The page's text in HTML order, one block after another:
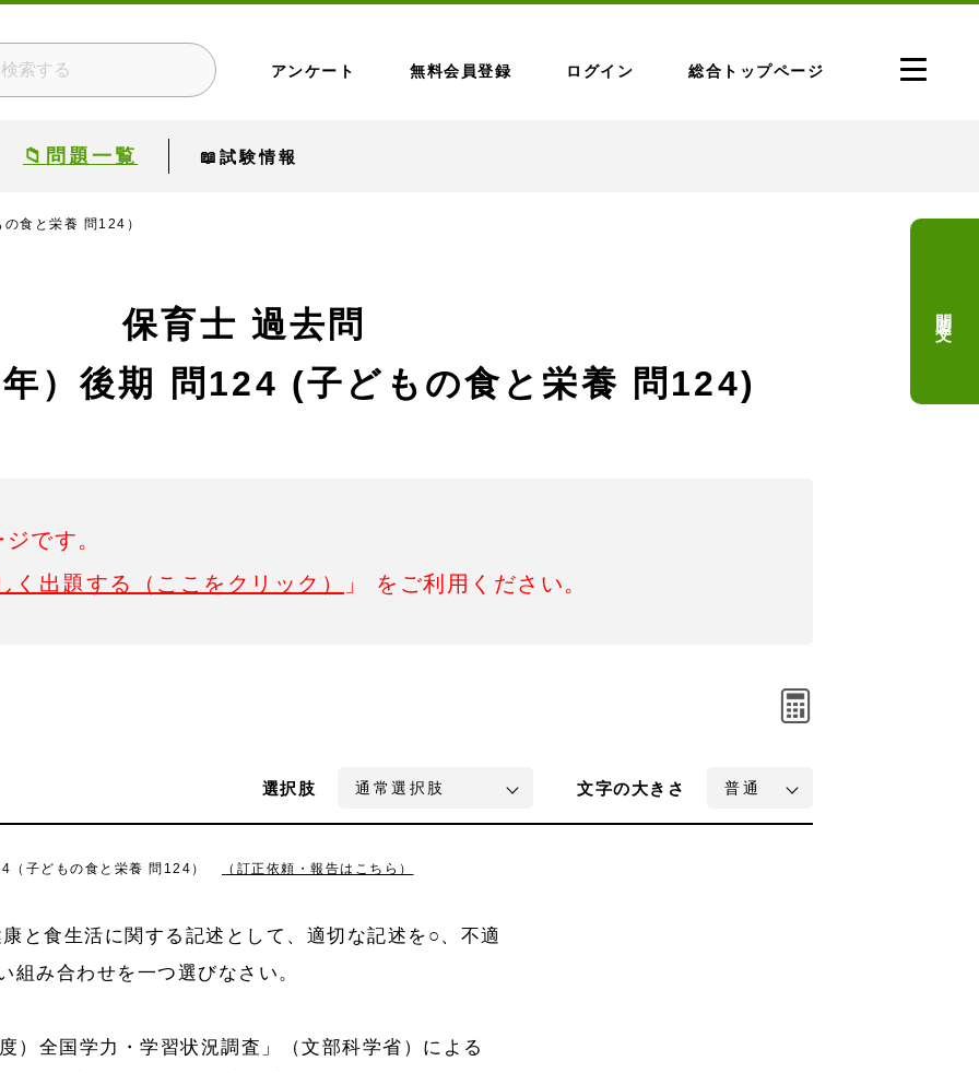
アンケート 無料会員登録 ログイン 総合トップページ
📁問題一覧 📖試験情報
食と栄養 問124）
保育士 過去問
）後期
問124 (子どもの食と栄養 問124)
です。
く出題する（ここをクリック） 」 をご利用ください。
選択肢 文字の大きさ
（子どもの食と栄養 問124） （訂正依頼・報告はこちら）
と食生活に関する記述として、適切な記述を○、不適
組み合わせを一つ選びなさい。
全国学力・学習状況調査」（文部科学省）による